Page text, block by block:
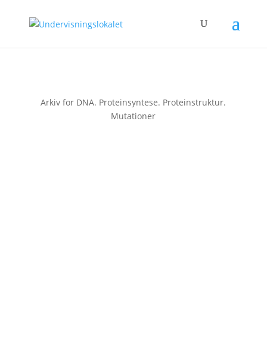
Arkiv for DNA. Proteinsyntese. Proteinstruktur.
Mutationer